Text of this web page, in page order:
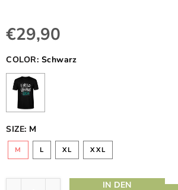
€29,90
COLOR: Schwarz
SIZE: M
M L XL XXL
IN DEN